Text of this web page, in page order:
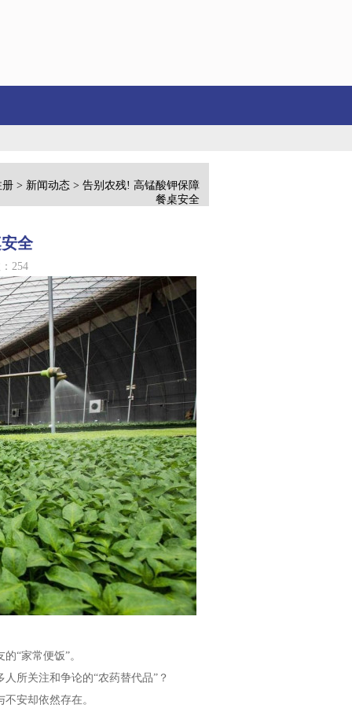
册 > 新闻动态 > 告别农残! 高锰酸钾保障
餐桌安全
全
254
“家常便饭”。
所关注和争论的“农药替代品”？
安却依然存在。